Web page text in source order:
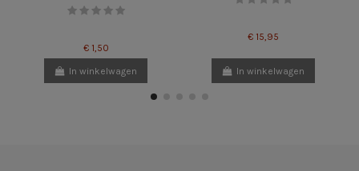
€ 1,50
In winkelwagen
€ 15,95
In winkelwagen